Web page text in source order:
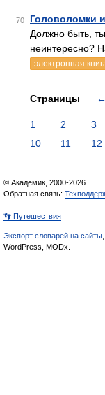
70 Головоломки
Должно быть,
неинтересно?
электронная
Страницы ←
1 2 3
10
11 12
© Академик, 2000-2026
Обратная связь:
👣 Путешествия
Экспорт словарей на сайты
WordPress, MODx.